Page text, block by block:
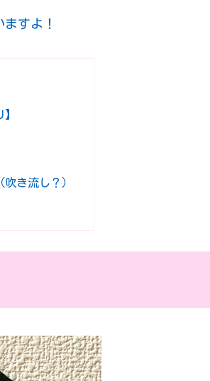
すよ！
き流し？）